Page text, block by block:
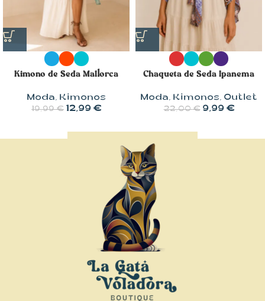
Kimono de Seda Mallorca
Moda, Kimonos
19,99€ 12,99 €
Chaqueta de Seda Ipanema
Moda, Kimonos, Outlet
22,00€ 9,99 €